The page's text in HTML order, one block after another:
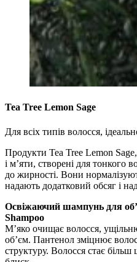
Tea Tree Lemon Sage
Для всіх типів волосся,
Продукти Tea Tree Lemon
і м’яти, створені для тонкого
до жирності. Вони
надають додатковий обсяг і
Освіжаючий шампунь для
Shampoo
М’яко очищає волосся,
об’єм. Пантенол зміцнює
структуру. Волосся стає більш